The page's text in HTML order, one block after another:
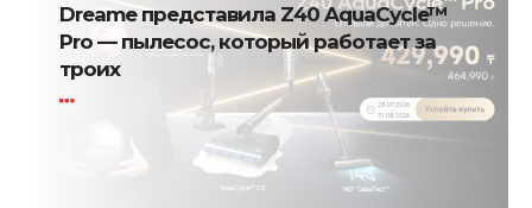
Dreame представила Z40 AquaCycle™
Pro — пылесос, который работает за
троих